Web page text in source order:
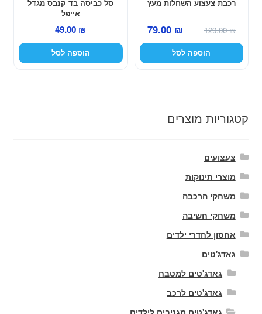
רכבת צעצוע השחלות מעץ
129.00₪
המחיר
המקורי
היה:
79.00 ₪
המחיר
הנוכחי
הוא:
הוספה לסל
סל כביסה בד קנבס מגדל
אייפל
49.00 ₪
הוספה לסל
קטגוריות מוצרים
צעצועים
מוצרי תינוקות
משחקי הרכבה
משחקי חשיבה
אחסון לחדרי ילדים
גאדג'טים
גאדג'טים למטבח
גאדג'טים לרכב
גאדג'טים מגניבים לילדים